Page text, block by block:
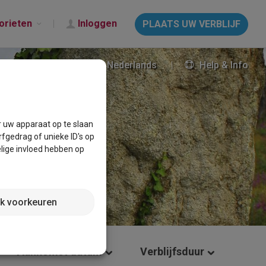
Inloggen PLAATS UW VERBLIJF
Nederlands Help & Info
Aankomst datum Verblijfsduur
apparaat op te slaan
of unieke ID's op
invloed hebben op
voorkeuren